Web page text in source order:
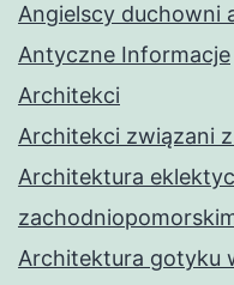
Angielscy duchowni
Antyczne Informacje
Architekci
Architekci związani
Architektura
Architektura gotyku